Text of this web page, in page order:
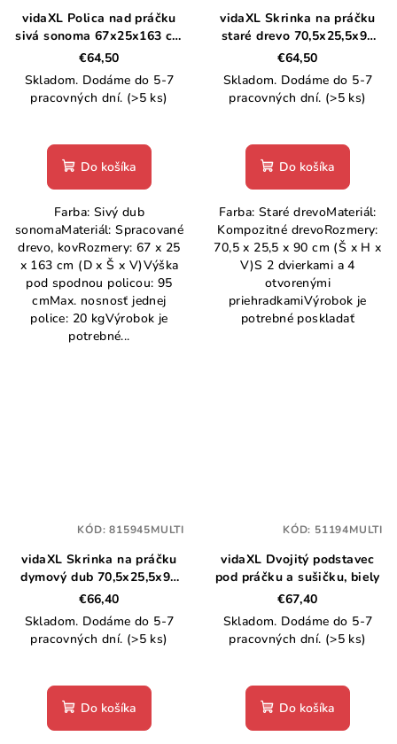
vidaXL Polica nad práčku
sivá sonoma 67x25x163 cm
kompozitné drevo
€64,50
Skladom. Dodáme do 5-7
pracovných dní. (>5 ks)
Do košíka
Farba: Sivý dub
sonomaMateriál: Spracované
drevo, kovRozmery: 67 x 25
x 163 cm (D x Š x V)Výška
pod spodnou policou: 95
cmMax. nosnosť jednej
police: 20 kgVýrobok je
potrebné...
vidaXL Skrinka na práčku
staré drevo 70,5x25,5x90
cm
€64,50
Skladom. Dodáme do 5-7
pracovných dní. (>5 ks)
Do košíka
Farba: Staré drevoMateriál:
Kompozitné drevoRozmery:
70,5 x 25,5 x 90 cm (Š x H x
V)S 2 dvierkami a 4
otvorenými
priehradkamiVýrobok je
potrebné poskladať
vidaXL Skrinka na práčku
dymový dub 70,5x25,5x90
cm
€66,40
Skladom. Dodáme do 5-7
pracovných dní. (>5 ks)
Do košíka
KÓD:815945MULTI
vidaXL Dvojitý podstavec
pod práčku a sušičku, biely
€67,40
Skladom. Dodáme do 5-7
pracovných dní. (>5 ks)
Do košíka
KÓD: 51194MULTI